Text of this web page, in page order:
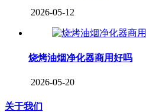
2026-05-12
烧烤油烟净化器商用好吗
2026-05-20
关于我们